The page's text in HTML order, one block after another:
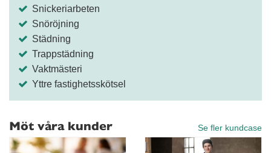
Snickeriarbeten
Snöröjning
Städning
Trappstädning
Vaktmästeri
Yttre fastighetsskötsel
Möt våra kunder Se fler kundcase